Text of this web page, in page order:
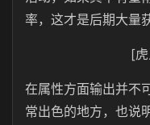
率，这才是后期大量
[
在属性方面输出并不
常出色的地方，也说